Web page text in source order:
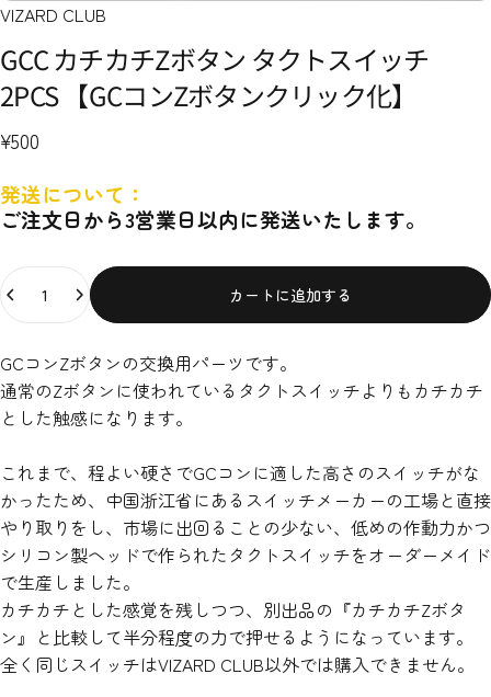
VIZARD CLUB
GCCカチカチZボタン タクトスイッチ
2PCS 【GCコンZボタンクリック化】
¥500
発送について：
ご注文日から3営業日以内に発送いたします。
カートに追加する
GCコンZボタンの交換用パーツです。
通常のZボタンに使われているタクトスイッチよりもカチカチ
とした触感になります。
これまで、程よい硬さでGCコンに適した高さのスイッチがな
かったため、中国浙江省にあるスイッチメーカーの工場と直接
やり取りをし、市場に出回ることの少ない、低めの作動力かつ
シリコン製ヘッドで作られたタクトスイッチをオーダーメイド
で生産しました。
カチカチとした感覚を残しつつ、別出品の『カチカチZボタ
ン』と比較して半分程度の力で押せるようになっています。
全く同じスイッチはVIZARD CLUB以外では購入できません。